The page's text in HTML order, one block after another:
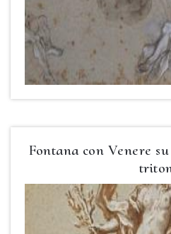
Fontana con Venere